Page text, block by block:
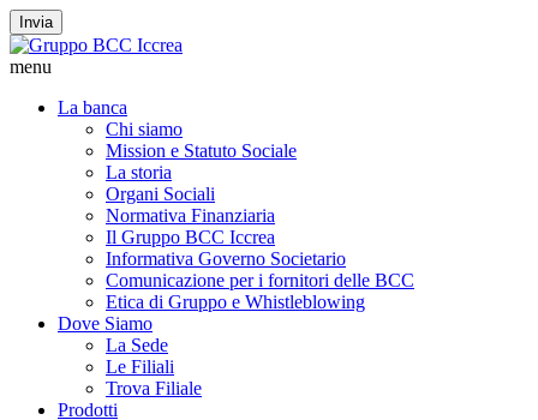
Invia
menu
La banca
Chi siamo
Mission e Statuto Sociale
La storia
Organi Sociali
Normativa Finanziaria
Il Gruppo BCC Iccrea
Informativa Governo Societario
Comunicazione per i fornitori delle BCC
Etica di Gruppo e Whistleblowing
Dove Siamo
La Sede
Le Filiali
Trova Filiale
Prodotti